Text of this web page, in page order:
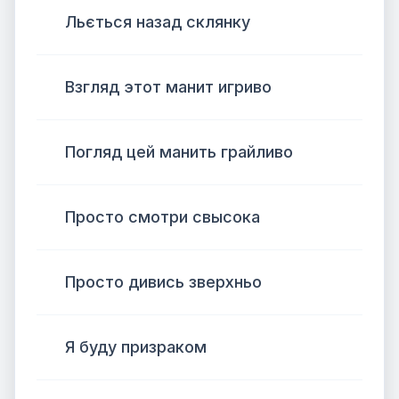
Льється назад склянку
Взгляд этот манит игриво
Погляд цей манить грайливо
Просто смотри свысока
Просто дивись зверхньо
Я буду призраком